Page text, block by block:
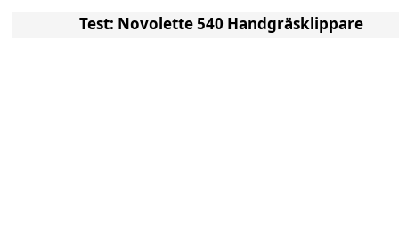
Test: Novolette 540 Handgräsklippare